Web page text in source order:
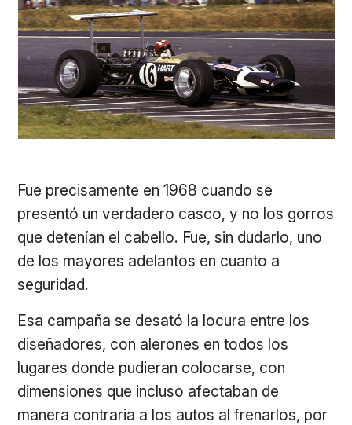
Fue precisamente en 1968 cuando se
presentó un verdadero casco, y no los gorros
que detenían el cabello. Fue, sin dudarlo, uno
de los mayores adelantos en cuanto a
seguridad.
Esa campaña se desató la locura entre los
diseñadores, con alerones en todos los
lugares donde pudieran colocarse, con
dimensiones que incluso afectaban de
manera contraria a los autos al frenarlos, por